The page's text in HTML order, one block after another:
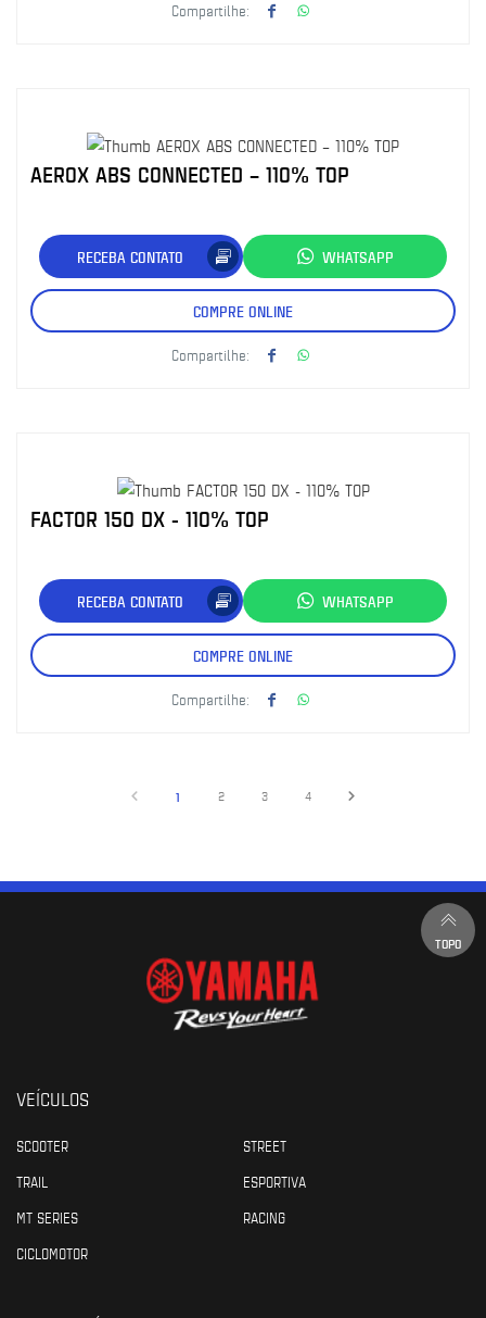
Compartilhe:
AEROX ABS CONNECTED – 110% TOP
RECEBA CONTATO WHATSAPP
COMPRE ONLINE
Compartilhe:
FACTOR 150 DX - 110% TOP
RECEBA CONTATO WHATSAPP
COMPRE ONLINE
Compartilhe:
1 2 3 4
TOPO
VEÍCULOS
SCOOTER
STREET
TRAIL
ESPORTIVA
MT SERIES
RACING
CICLOMOTOR